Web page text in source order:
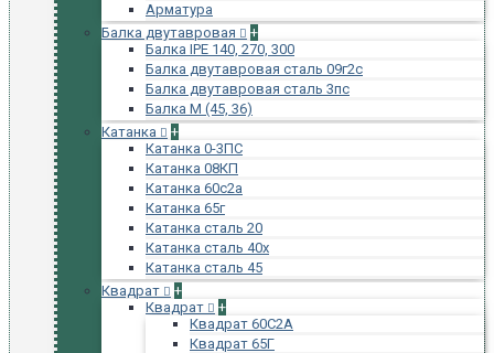
Арматура
Балка двутавровая
+
Балка IPE 140, 270, 300
Балка двутавровая сталь 09г2с
Балка двутавровая сталь 3пс
Балка М (45, 36)
Катанка
+
Катанка 0-3ПС
Катанка 08КП
Катанка 60с2а
Катанка 65г
Катанка сталь 20
Катанка сталь 40х
Катанка сталь 45
Квадрат
+
Квадрат
+
Квадрат 60С2А
Квадрат 65Г